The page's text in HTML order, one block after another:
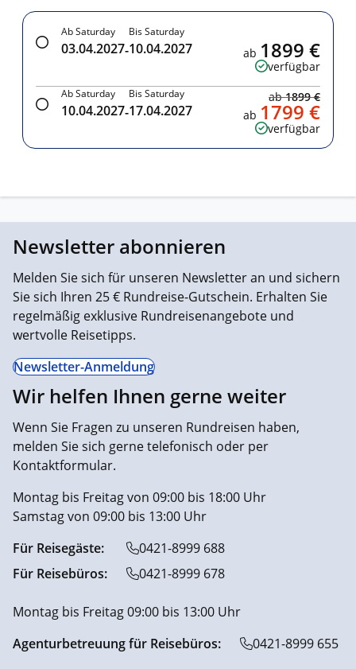
Ab Saturday
03.04.2027-
Bis Saturday
10.04.2027
verfügbar
ab 1899 €
Ab Saturday
10.04.2027-
Bis Saturday
17.04.2027
verfügbar
ab1899 €
ab 1799 €
Newsletter abonnieren
Melden Sie sich für unseren Newsletter an und sichern
Sie sich Ihren 25 € Rundreise-Gutschein. Erhalten Sie
regelmäßig exklusive Rundreisenangebote und
wertvolle Reisetipps.
Newsletter-Anmeldung
Wir helfen Ihnen gerne weiter
Wenn Sie Fragen zu unseren Rundreisen haben,
melden Sie sich gerne telefonisch oder per
Kontaktformular.
Montag bis Freitag von 09:00 bis 18:00 Uhr
Samstag von 09:00 bis 13:00 Uhr
Für Reisegäste:
0421-8999 688
Für Reisebüros:
0421-8999 678
Montag bis Freitag 09:00 bis 13:00 Uhr
Agenturbetreuung für Reisebüros:
0421-8999 655